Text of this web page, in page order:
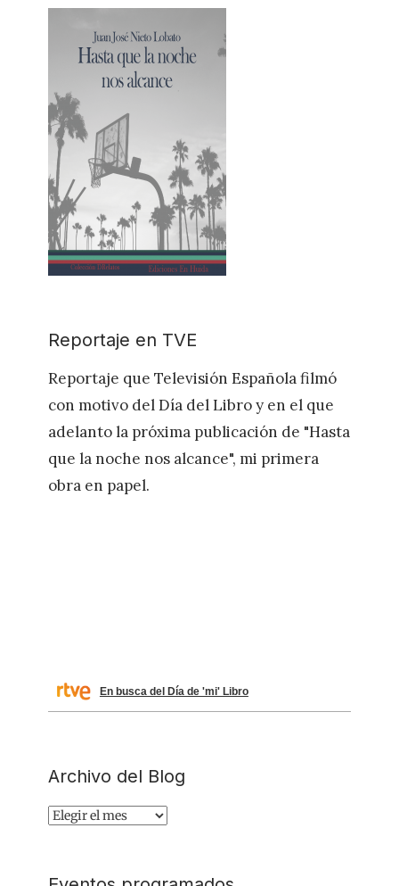
Reportaje en TVE
Reportaje que Televisión Española filmó
con motivo del Día del Libro y en el que
adelanto la próxima publicación de "Hasta
que la noche nos alcance", mi primera
obra en papel.
En busca del Día de 'mi' Libro
Archivo del Blog
Archivo